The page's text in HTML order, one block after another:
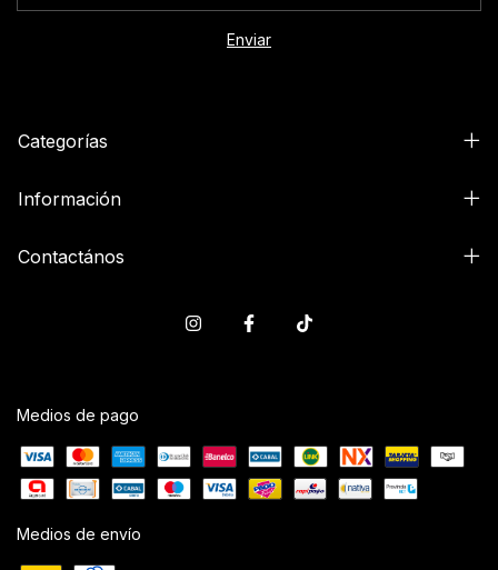
Categorías
Información
Contactános
Medios de pago
Medios de envío